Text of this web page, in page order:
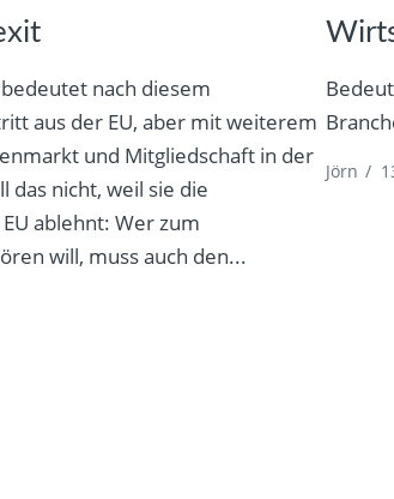
nach diesem
aus der EU, aber mit weiterem
und Mitgliedschaft in der
das nicht, weil sie die
ablehnt: Wer zum
will, muss auch den...
Jörn /